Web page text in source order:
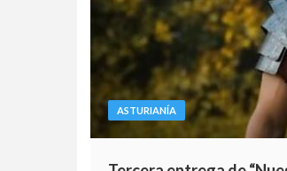
ASTURIANÍA